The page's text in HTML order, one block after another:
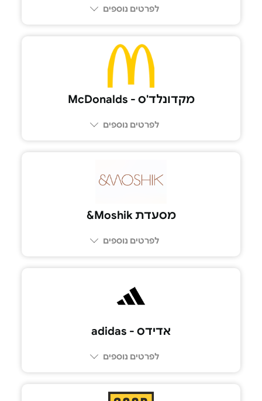
לפרטים נוספים
מקדונלד'ס - McDonalds
לפרטים נוספים
מסעדת Moshik&
לפרטים נוספים
אדידס - adidas
לפרטים נוספים